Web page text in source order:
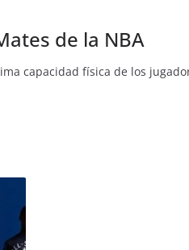
de la NBA
capacidad física de los